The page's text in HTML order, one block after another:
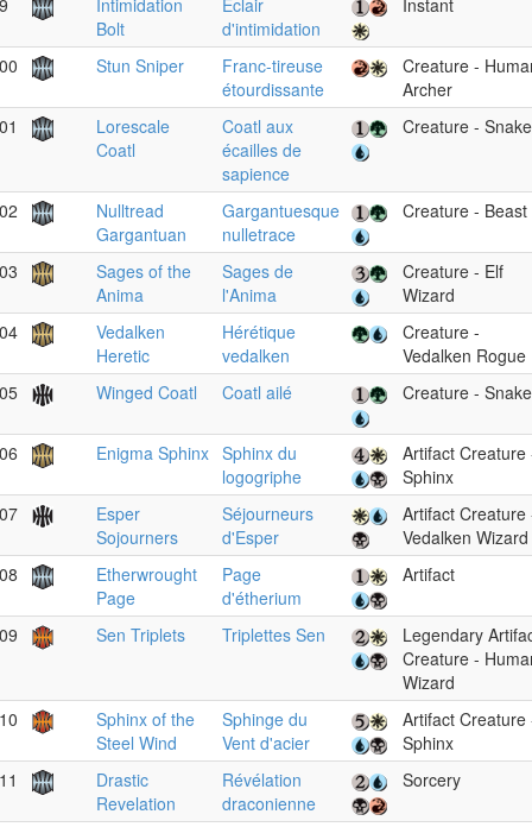
Intimidation
Bolt
Éclair
d'intimidation
Instant
Stun Sniper
Franc-tireuse
étourdissante
Creature -
Archer
Lorescale
Coatl
Coatl aux
écailles de
sapience
Creature - Snake
Nulltread
Gargantuan
Gargantuesque
nulletrace
Creature - Beast
Sages of the
Anima
Sages de
l'Anima
Creature - Elf
Wizard
Vedalken
Heretic
Hérétique
vedalken
Creature -
Vedalken Rogue
Winged Coatl Coatl ailé Creature - Snake
Enigma Sphinx Sphinx du
logogriphe
Artifact Creature
Sphinx
Esper
Sojourners
Séjourneurs
d'Esper
Artifact Creature
Vedalken Wizard
Etherwrought
Page
Page
d'étherium
Artifact
Sen Triplets Triplettes Sen
Legendary
Creature -
Wizard
Sphinx of the
Steel Wind
Sphinge du
Vent d'acier
Artifact Creature
Sphinx
Drastic
Revelation
Révélation
draconienne
Sorcery